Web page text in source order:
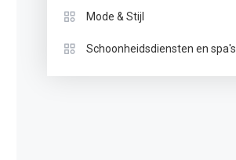
Mode & Stijl
Schoonheidsdiensten en spa's